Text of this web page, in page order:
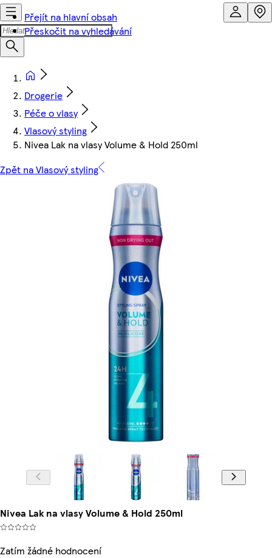
Přejít na hlavní obsah
Přeskočit na vyhledávání
Drogerie
Péče o vlasy
Vlasový styling
Nivea Lak na vlasy Volume & Hold 250ml
Zpět na Vlasový styling
Nivea Lak na vlasy Volume & Hold 250ml
Zatím žádné hodnocení